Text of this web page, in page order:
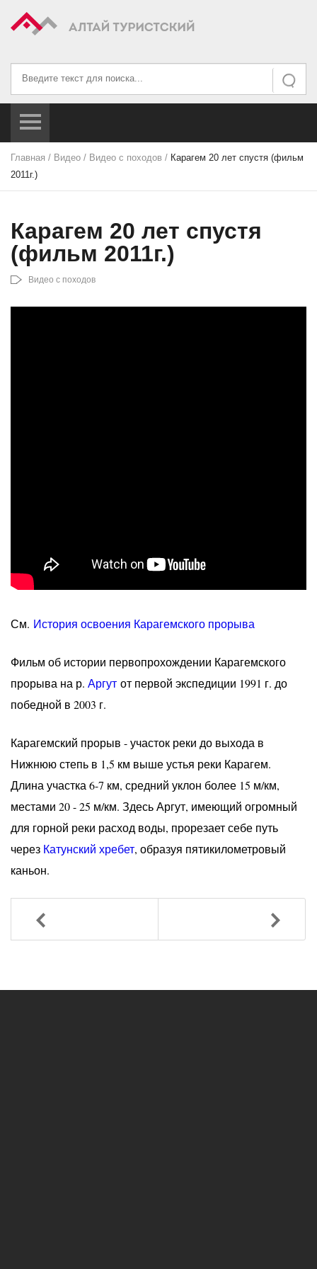
Искать
Искать...
Главная / Видео / Видео с походов / Карагем 20 лет спустя (фильм
2011г.)
Карагем 20 лет спустя
(фильм 2011г.)
Видео с походов
См. История освоения Карагемского прорыва
Фильм об истории первопрохождении Карагемского
прорыва на р. Аргут от первой экспедиции 1991 г. до
победной в 2003 г.
Карагемский прорыв - участок реки до выхода в
Нижнюю степь в 1,5 км выше устья реки Карагем.
Длина участка 6-7 км, средний уклон более 15 м/км,
местами 20 - 25 м/км. Здесь Аргут, имеющий огромный
для горной реки расход воды, прорезает себе путь
через Катунский хребет, образуя пятикилометровый
каньон.
Назад Вперед